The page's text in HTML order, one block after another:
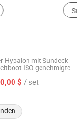
Hypalon mit Sundeck
ISO genehmigtes
Angelboot
$ / set